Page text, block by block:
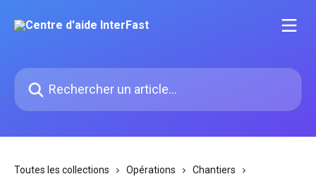
Rechercher un article...
Toutes les collections Opérations
Chantiers